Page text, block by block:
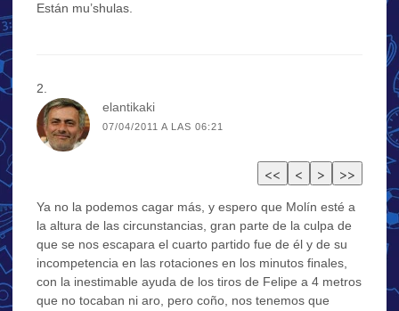
Están mu’shulas.
elantikaki
07/04/2011 A LAS 06:21
Ya no la podemos cagar más, y espero que Molín esté a
la altura de las circunstancias, gran parte de la culpa de
que se nos escapara el cuarto partido fue de él y de su
incompetencia en las rotaciones en los minutos finales,
con la inestimable ayuda de los tiros de Felipe a 4 metros
que no tocaban ni aro, pero coño, nos tenemos que